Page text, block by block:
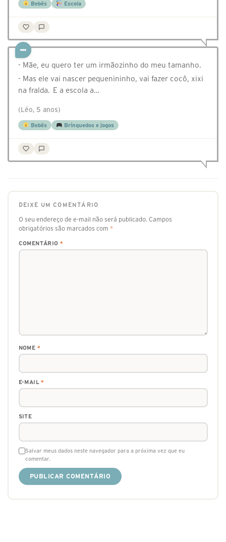
Bebês Escola
- Mãe, eu quero ter um irmãozinho do meu tamanho.
- Mas ele vai nascer pequenininho, vai fazer cocô, xixi
na fralda. E a escola a…
(Léo, 5 anos)
Bebês Brinquedos e jogos
DEIXE UM COMENTÁRIO
O seu endereço de e-mail não será publicado. Campos
obrigatórios são marcados com *
COMENTÁRIO *
NOME *
E-MAIL*
SITE
Salvar meus dados neste navegador para a próxima vez que eu
comentar.